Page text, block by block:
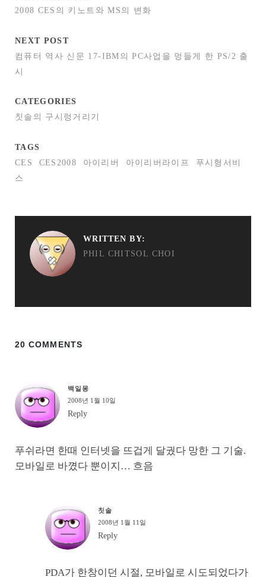
2008 CES의 키노트와 MS의 변화
NEXT POST
컴퓨터 역사 신문 17-IBM의 PC사업을 멍들게 한 PS/2 출
시
CATEGORIES
칫솔의 구시렁거리기
TAGS
CES
CES2008 아이리버 아이리버라이프
푸시형서비
스
WRITTEN BY:
PHIL CHITSOL CHOI
20 COMMENTS
백일몽
2008년 1월 10일
Reply
푸쉬라면 한때 인터넷을 뜨겁게 달궜다 망한 그 기술.
모바일로 바꼈다 뿐이지… 흐음
칫솔
2008년 1월 11일
Reply
PDA가 한창이던 시절, 모바일로 시도되었다가